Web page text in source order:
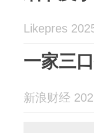
Likepres
一家三
新浪财经